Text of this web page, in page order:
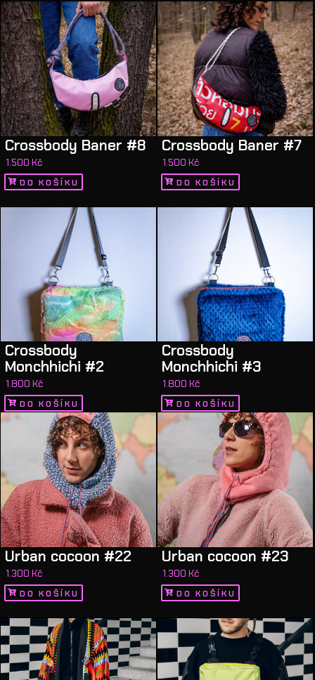
Crossbody Baner #8
1.500 Kč
DO KOŠÍKU
Crossbody Baner #7
1.500 Kč
DO KOŠÍKU
Crossbody
Monchhichi #2
1.800 Kč
DO KOŠÍKU
Crossbody
Monchhichi #3
1.800 Kč
DO KOŠÍKU
Urban cocoon #22
1.300 Kč
DO KOŠÍKU
Urban cocoon #23
1.300 Kč
DO KOŠÍKU